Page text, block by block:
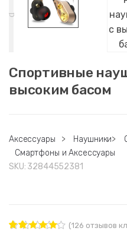
Спортивные
высоким басом
Аксессуары > Наушники>
Смартфоны и Аксессуары
SKU: 32844552381
(126 отзывов